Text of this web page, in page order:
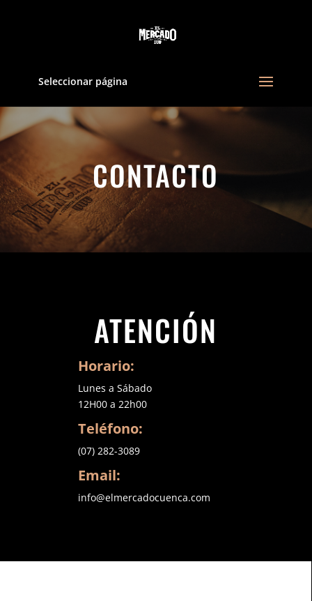
Seleccionar página
CONTACTO
ATENCIÓN
Horario:
Lunes a Sábado
12H00 a 22h00
Teléfono:
(07) 282-3089
Email:
info@elmercadocuenca.com